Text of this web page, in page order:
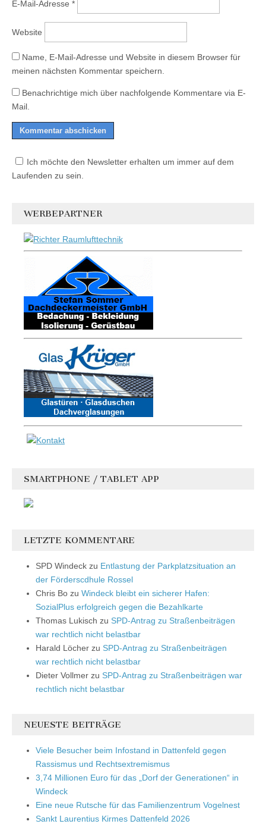
E-Mail-Adresse *
Website
Name, E-Mail-Adresse und Website in diesem Browser für
meinen nächsten Kommentar speichern.
Benachrichtige mich über nachfolgende Kommentare via E-
Mail.
Ich möchte den Newsletter erhalten um immer auf dem
Laufenden zu sein.
WERBEPARTNER
SMARTPHONE / TABLET APP
LETZTE KOMMENTARE
SPD Windeck zu Entlastung der Parkplatzsituation an
der Förderscdhule Rossel
Chris Bo zu Windeck bleibt ein sicherer Hafen:
SozialPlus erfolgreich gegen die Bezahlkarte
Thomas Lukisch zu SPD-Antrag zu Straßenbeiträgen
war rechtlich nicht belastbar
Harald Löcher zu SPD-Antrag zu Straßenbeiträgen
war rechtlich nicht belastbar
Dieter Vollmer zu SPD-Antrag zu Straßenbeiträgen war
rechtlich nicht belastbar
NEUESTE BEITRÄGE
Viele Besucher beim Infostand in Dattenfeld gegen
Rassismus und Rechtsextremismus
3,74 Millionen Euro für das „Dorf der Generationen“ in
Windeck
Eine neue Rutsche für das Familienzentrum Vogelnest
Sankt Laurentius Kirmes Dattenfeld 2026